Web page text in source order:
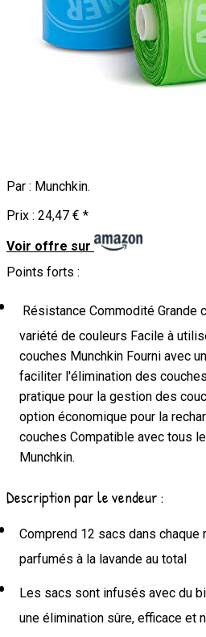
Par : Munchkin.
Prix : 24,47 € *
Voir offre sur
Points forts :
Résistance Commodité Grande
variété de couleurs Facile à
couches Munchkin Fourni avec
faciliter l'élimination des
pratique pour la gestion des
option économique pour la
couches Compatible avec tous
Munchkin.
Description par le vendeur :
Comprend 12 sacs dans chaque
parfumés à la lavande au total
Les sacs sont infusés avec du
une élimination sûre, efficace et